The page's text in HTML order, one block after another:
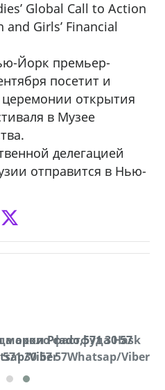
Global Call to Action
Girls’ Financial
Йорк премьер-
посетит и
открытия
в Музее
делегацией
отправится в Нью-
около фастфуда Hask
30 57 57Whatsap/Viber
Prado,571 30 57
Viber